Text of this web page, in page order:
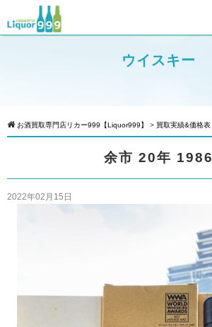
ウイスキー
お酒買取専門店リカー999【Liquor999】 > 買取実績&価格表
余市 20年 1986
2022年02月15日